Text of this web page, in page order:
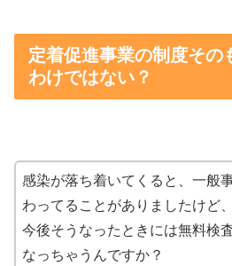
定着促進事業の制度その
わけではない？
感染が落ち着いてくると、一般
わってることがありましたけど、
今後そうなったときには無料検
なっちゃうんですか？